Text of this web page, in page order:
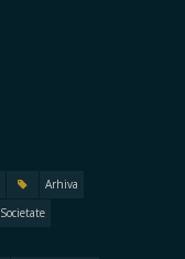
Arhiva
Societate